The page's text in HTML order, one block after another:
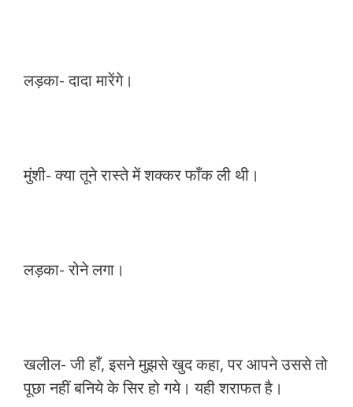
लड़का- दादा मारेंगे।
मुंशी- क्या तूने रास्ते में शक्कर फाँक ली थी।
लड़का- रोने लगा।
खलील- जी हाँ, इसने मुझसे खुद कहा, पर आपने उससे तो
पूछा नहीं बनिये के सिर हो गये। यही शराफत है।